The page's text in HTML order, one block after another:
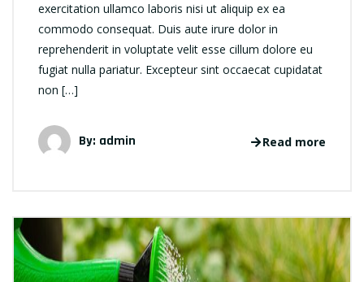
exercitation ullamco laboris nisi ut aliquip ex ea
commodo consequat. Duis aute irure dolor in
reprehenderit in voluptate velit esse cillum dolore eu
fugiat nulla pariatur. Excepteur sint occaecat cupidatat
non […]
By: admin Read more